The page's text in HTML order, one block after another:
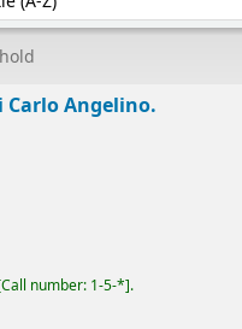
Carlo Angelino.
Call number: 1-5-* .